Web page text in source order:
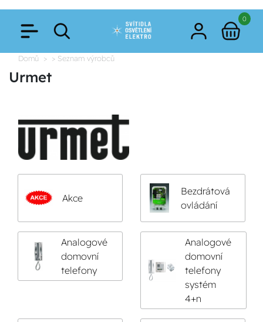
0
Domů > Seznam výrobců
Urmet
Akce
Bezdrátová
ovládání
Analogové
domovní
telefony
Analogové
domovní
telefony
systém
4+n